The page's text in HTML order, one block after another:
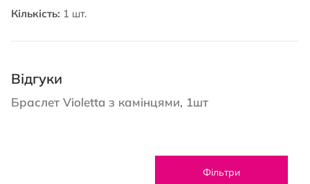
Кількість: 1 шт.
Відгуки
Браслет Violetta з камінцями, 1шт
Фільтри